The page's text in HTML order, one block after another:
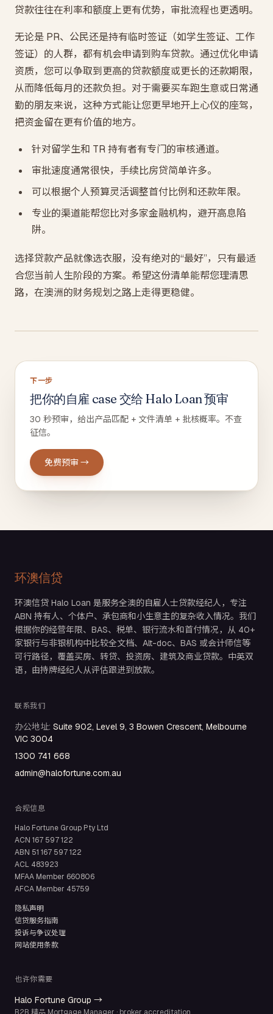
贷款往往在利率和额度上更有优势，审批流程也更透明。
无论是 PR、公民还是持有临时签证（如学生签证、工作
签证）的人群，都有机会申请到购车贷款。通过优化申请
资质，您可以争取到更高的贷款额度或更长的还款期限，
从而降低每月的还款负担。对于需要买车跑生意或日常通
勤的朋友来说，这种方式能让您更早地开上心仪的座驾，
把资金留在更有价值的地方。
针对留学生和 TR 持有者有专门的审核通道。
审批速度通常很快，手续比房贷简单许多。
可以根据个人预算灵活调整首付比例和还款年限。
专业的渠道能帮您比对多家金融机构，避开高息陷
阱。
选择贷款产品就像选衣服，没有绝对的“最好”，只有最适
合您当前人生阶段的方案。希望这份清单能帮您理清思
路，在澳洲的财务规划之路上走得更稳健。
下一步
把你的自雇 case 交给 Halo Loan 预审
30 秒预审，给出产品匹配 + 文件清单 + 批核概率。不查
征信。
免费预审 →
环澳信贷
环澳信贷 Halo Loan 是服务全澳的自雇人士贷款经纪人，专注
ABN 持有人、个体户、承包商和小生意主的复杂收入情况。我们
根据你的经营年限、BAS、税单、银行流水和首付情况，从 40+
家银行与非银机构中比较全文档、Alt-doc、BAS 或会计师信等
可行路径，覆盖买房、转贷、投资房、建筑及商业贷款。中英双
语，由持牌经纪人从评估跟进到放款。
联系我们
办公地址: Suite 902, Level 9, 3 Bowen Crescent, Melbourne
VIC 3004
1300 741 668
admin@halofortune.com.au
合规信息
Halo Fortune Group Pty Ltd
ACN 167 597 122
ABN 51 167 597 122
ACL 483923
MFAA Member 660806
AFCA Member 45759
隐私声明
信贷服务指南
投诉与争议处理
网站使用条款
也许你需要
Halo Fortune Group →